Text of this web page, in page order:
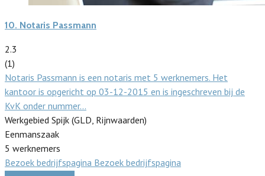
10. Notaris Passmann
2.3
(1)
Notaris Passmann is een notaris met 5 werknemers. Het
kantoor is opgericht op 03-12-2015 en is ingeschreven bij de
KvK onder nummer…
Werkgebied Spijk (GLD, Rijnwaarden)
Eenmanszaak
5 werknemers
Bezoek bedrijfspagina Bezoek bedrijfspagina